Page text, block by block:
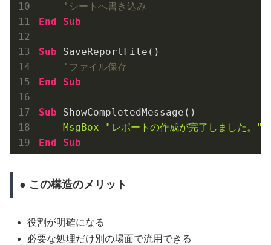
'シートへ書き込み
End
Sub
Sub SaveReportFile()
'ファイル保存
End
Sub
Sub ShowCompletedMessage()
MsgBox
"レポートの作成が完了しました。"
End
Sub
● この構造のメリット
役割が明確になる
必要な処理だけ別の場面で流用できる